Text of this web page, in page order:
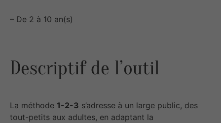
– De 2 à 10 an(s)
Descriptif de l’outil
La méthode 1-2-3 s’adresse à un large public, des
tout-petits aux adultes, en adaptant la